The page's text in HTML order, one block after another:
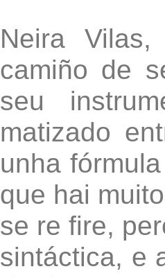
Neira
camiño de
seu
matizado
unha
que hai
se re fire,
sintáctica, e